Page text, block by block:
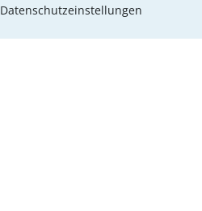
Datenschutzeinstellungen